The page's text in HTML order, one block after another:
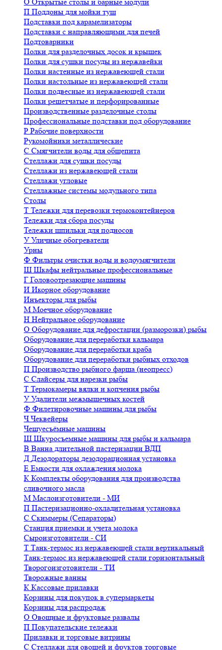
П Поддоны для мойки туш
Подставки под карамелизаторы
Подставки с направляющими для печей
Подтоварники
Полки для разделочных досок и крышек
Полки для сушки посуды из нержавейки
Полки настенные из нержавеющей стали
Полки настольные из нержавеющей стали
Полки подвесные из нержавеющей стали
Полки решетчатые и перфорированные
Производственные разделочные столы
Профессиональные подставки под оборудование
Р Рабочие поверхности
Рукомойники металлические
С Смягчители воды для общепита
Стеллажи для сушки посуды
Стеллажи из нержавеющей стали
Стеллажи угловые
Стеллажные системы модульного типа
Столы
Т Тележки для перевозки термоконтейнеров
Тележки для сбора посуды
Тележки шпильки для подносов
У Уличные обогреватели
Урны
Ф Фильтры очистки воды и водоумягчители
Ш Шкафы нейтральные профессиональные
Г Головоотрезающие машины
И Икорное оборудование
Инъекторы для рыбы
М Моечное оборудование
Н Нейтральное оборудование
О Оборудование для дефростации (разморозки) рыбы
Оборудование для переработки кальмара
Оборудование для переработки краба
Оборудование для переработки рыбных отходов
П Производство рыбного фарша (неопресс)
С Слайсеры для нарезки рыбы
Т Термокамеры вялки и копчения рыбы
У Удалители межмышечных костей
Ф Филетировочные машины для рыбы
ЧЧеквейеры
Чешуесъёмные машины
Ш Шкуросъемные машины для рыбы и кальмара
В Ванна длительной пастеризации ВДП
Д Дезодораторы дезодорационная установка
Е Емкости для охлаждения молока
К Комплекты оборудования для производства
сливочного масла
М Маслоизготовители - МИ
П Пастеризационно-охладительная установка
С Скиммеры (Сепараторы)
Станция приемки и учета молока
Сыроизготовители - СИ
Т Танк-термос из нержавеющей стали вертикальный
Танк-термос из нержавеющей стали горизонтальный
Творогоизготовители - ТИ
Творожные ванны
К Кассовые прилавки
Корзины для покупок в супермаркеты
Корзины для распродаж
О Овощные и фруктовые развалы
П Покупательские тележки
Прилавки и торговые витрины
С Стеллажи для овощей и фруктов торговые